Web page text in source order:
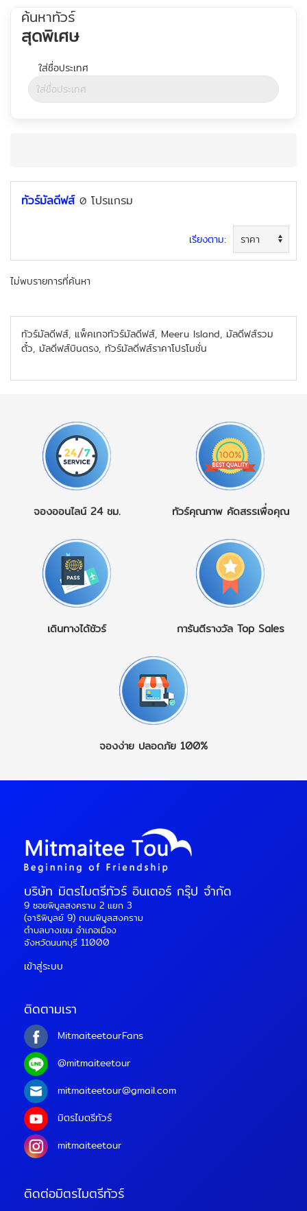
ค้นหาทัวร์
สุดพิเศษ
ทัวร์มัลดีฟส์ 0 โปรแกรม
เรียงตาม:
ไม่พบรายการที่ค้นหา
ทัวร์มัลดีฟส์, แพ็คเกจทัวร์มัลดีฟส์, Meeru Island, มัลดีฟส์รวม
ตั๋ว, มัลดีฟส์บินตรง, ทัวร์มัลดีฟส์ราคาโปรโมชั่น
จองออนไลน์ 24 ชม. ทัวร์คุณภาพ คัดสรรเพื่อคุณ
เดินทางได้ชัวร์ การันตีรางวัล Top Sales
จองง่าย ปลอดภัย 100%
บริษัท มิตรไมตรีทัวร์ อินเตอร์ กรุ๊ป จำกัด
9 ซอยพิบูลสงคราม 2 แยก 3
(จาริพิบูลย์ 9) ถนนพิบูลสงคราม
ตำบลบางเขน อำเภอเมือง
จังหวัดนนทบุรี 11000
เข้าสู่ระบบ
ติดตามเรา
MitmaiteetourFans
@mitmaiteetour
mitmaiteetour@gmail.com
มิตรไมตรีทัวร์
mitmaiteetour
ติดต่อมิตรไมตรีทัวร์